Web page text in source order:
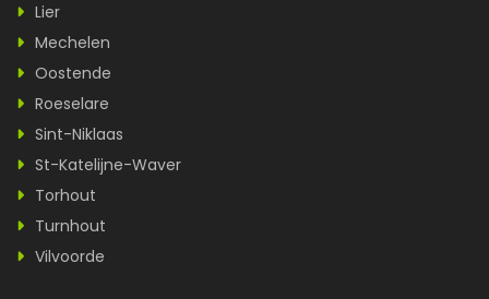
Lier
Mechelen
Oostende
Roeselare
Sint-Niklaas
St-Katelijne-Waver
Torhout
Turnhout
Vilvoorde